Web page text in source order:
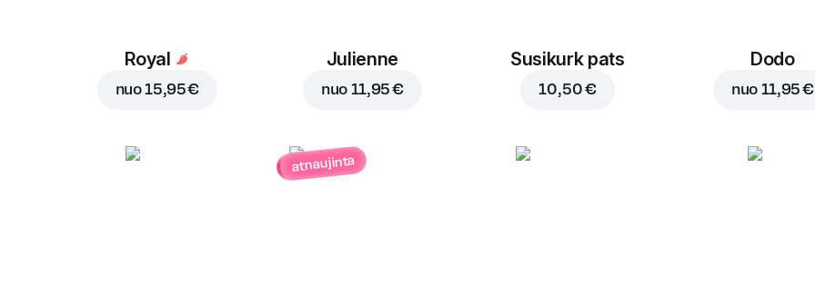
Royal
nuo15,95 €
Julienne
nuo 11,95 €
Susikurk pats
10,50 €
Dodo
nuo 11,95 €
atnaujinta